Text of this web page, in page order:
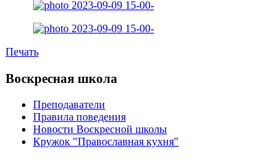
Печать
Воскресная школа
Преподаватели
Правила поведения
Новости Воскресной школы
Кружок "Православная кухня"